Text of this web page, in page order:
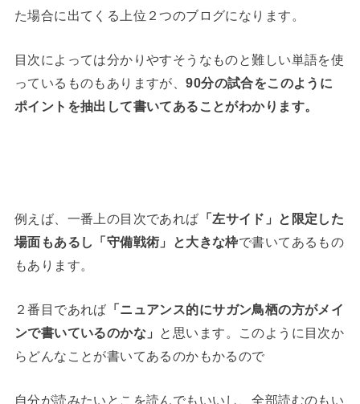
た場合に出てくる上位２つのブログになります。
目次によっては分かりやすそうなものと難しい単語を使
っているものもありますが、90分の試合をこのように
ポイントを抽出して書いてあることがわかります。
例えば、一番上の目次であれば 「左サイド」と限定した
場面もあるし「守備戦術」と大きな枠で書いてあるもの
もあります。
２番目であれば 「ニュアンス的にサガン鳥栖の方がメイ
ンで書いているのかな」 と思います。このように目次か
らどんなことが書いてあるのかもかるので
自分が読みたいとこを読んでもいいし、全部読むのもい